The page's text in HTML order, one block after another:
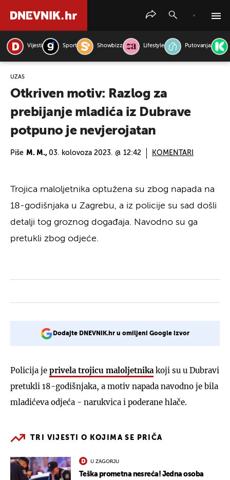
Vijesti Sport Showbizz Lifestyle Putovanja
UŽAS
Otkriven motiv: Razlog za
prebijanje mladića iz Dubrave
potpuno je nevjerojatan
Piše M. M., 03. kolovoza 2023. @ 12:42 KOMENTARI
Trojica maloljetnika optužena su zbog napada na
18-godišnjaka u Zagrebu, a iz policije su sad došli
detalji tog groznog događaja. Navodno su ga
pretukli zbog odjeće.
Dodajte DNEVNIK.hr u omiljeni Google izvor
Policija je privela trojicu maloljetnikakoji su u Dubravi
pretukli 18-godišnjaka, a motiv napada navodno je bila
mladićeva odjeća - narukvica i poderane hlače.
TRI VIJESTI O KOJIMA SE PRIČA
U ZAGORJU
Teška prometna nesreća! Jedna osoba
PRETRAŽITE VIJESTI